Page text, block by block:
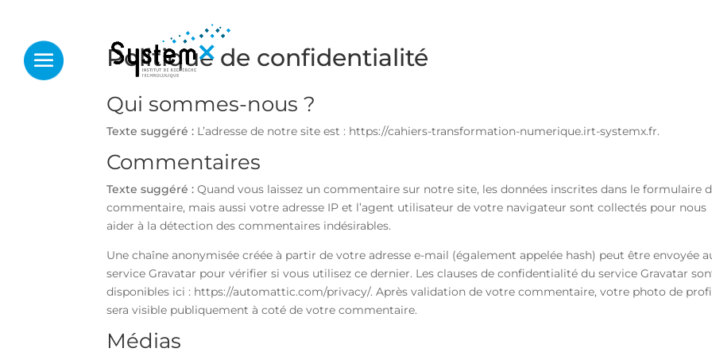
Politique de confidentialité
Qui sommes-nous ?
Texte suggéré : L’adresse de notre site est : https://cahiers-transformation-numerique.irt-systemx.fr.
Commentaires
Texte suggéré :Quand vous laissez un commentaire sur notre site, les données inscrites dans le formulaire
commentaire, mais aussi votre adresse IP et l’agent utilisateur de votre navigateur sont collectés pour nous
aider à la détection des commentaires indésirables.
Une chaîne anonymisée créée à partir de votre adresse e-mail (également appelée hash) peut être envoyée
service Gravatar pour vérifier si vous utilisez ce dernier. Les clauses de confidentialité du service Gravatar
disponibles ici : https://automattic.com/privacy/. Après validation de votre commentaire, votre photo de
sera visible publiquement à coté de votre commentaire.
Médias